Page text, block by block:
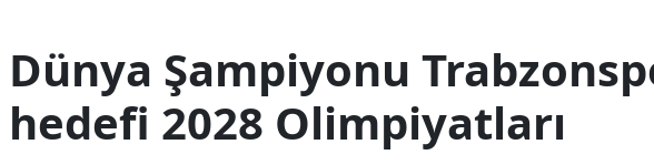
Dünya Şampiyonu
hedefi 2028 Olimpiyatları